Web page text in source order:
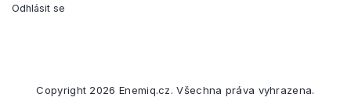
Odhlásit se
Copyright 2026 Enemiq.cz. Všechna práva vyhrazena.